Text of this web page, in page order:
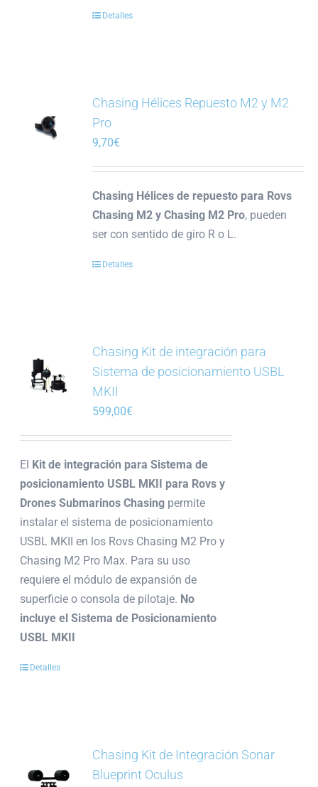
Detalles
Chasing Hélices Repuesto M2 y M2
Pro
9,70€
Chasing Hélices de repuesto para Rovs
Chasing M2 y Chasing M2 Pro, pueden
ser con sentido de giro R o L.
Detalles
Chasing Kit de integración para
Sistema de posicionamiento USBL
MKII
599,00€
El Kit de integración para Sistema de
posicionamiento USBL MKII para Rovs y
Drones Submarinos Chasing permite
instalar el sistema de posicionamiento
USBL MKII en los Rovs Chasing M2 Pro y
Chasing M2 Pro Max. Para su uso
requiere el módulo de expansión de
superficie o consola de pilotaje. No
incluye el Sistema de Posicionamiento
USBL MKII
Detalles
Chasing Kit de Integración Sonar
Blueprint Oculus